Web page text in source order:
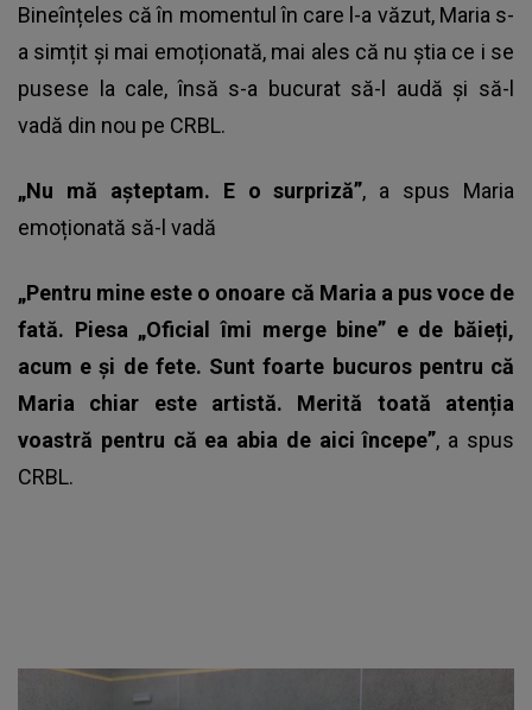
Bineînțeles că în momentul în care l-a văzut, Maria s-
a simțit și mai emoționată, mai ales că nu știa ce i se
pusese la cale, însă s-a bucurat să-l audă și să-l
vadă din nou pe CRBL.
„Nu mă așteptam. E o surpriză”, a spus Maria
emoționată să-l vadă
„Pentru mine este o onoare că Maria a pus voce de
fată. Piesa „Oficial îmi merge bine” e de băieți,
acum e și de fete. Sunt foarte bucuros pentru că
Maria chiar este artistă. Merită toată atenția
voastră pentru că ea abia de aici începe”, a spus
CRBL.